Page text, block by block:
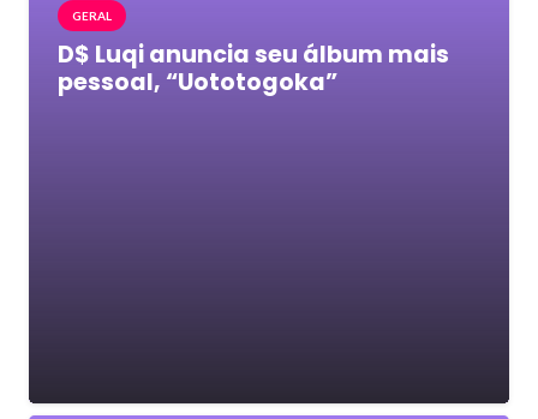
GERAL
D$ Luqi anuncia seu álbum mais
pessoal, “Uototogoka”